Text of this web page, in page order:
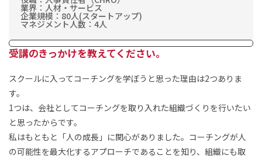
業界：人材・サービス
企業規模：80人(スタートアップ)
マネジメント人数：4人
受講のきっかけを教えてください。
スクールに入ってコーチングを学ぼうと思った理由は2つありま
す。
1つは、会社としてコーチングを取り入れた組織づくりを行いたい
と思ったからです。
私はもともと「人の成長」に関心がありました。コーチングが人
の可能性を最大化するアプローチであることを知り、組織にも取